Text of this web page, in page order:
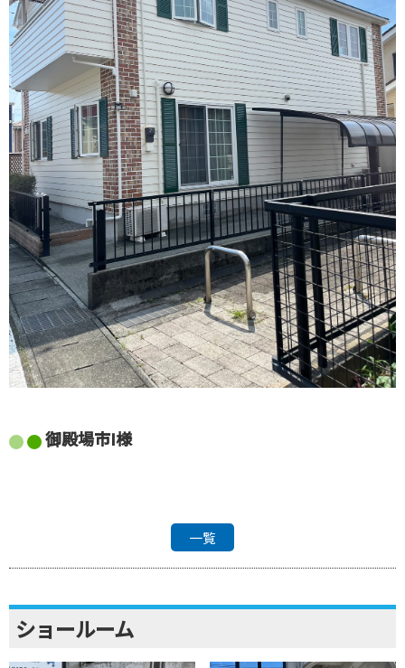
御殿場市I様
一覧
ショールーム